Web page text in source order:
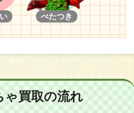
べたつき
ゃ買取の流れ